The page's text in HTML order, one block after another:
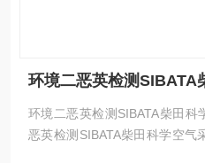
环境二恶英检测SIBATA
环境二恶英检测SIBATA柴田科
恶英检测SIBATA柴田科学空气采样器 应用领域：